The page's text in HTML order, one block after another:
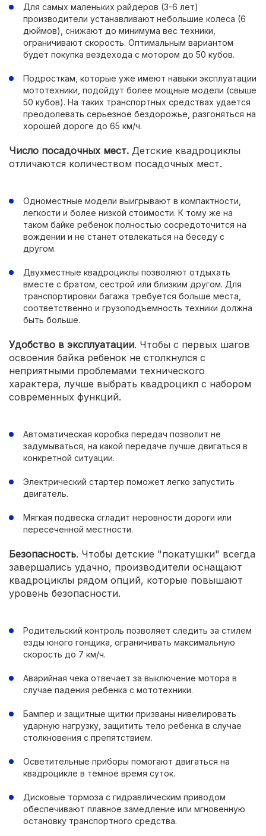
Для самых маленьких райдеров (3-6 лет)
производители устанавливают небольшие колеса (6
дюймов), снижают до минимума вес техники,
ограничивают скорость. Оптимальным вариантом
будет покупка вездехода с мотором до 50 кубов.
Подросткам, которые уже имеют навыки эксплуатации
мототехники, подойдут более мощные модели (свыше
50 кубов). На таких транспортных средствах удается
преодолевать серьезное бездорожье, разгоняться на
хорошей дороге до 65 км/ч.
Число посадочных мест. Детские квадроциклы
отличаются количеством посадочных мест.
Одноместные модели выигрывают в компактности,
легкости и более низкой стоимости. К тому же на
таком байке ребенок полностью сосредоточится на
вождении и не станет отвлекаться на беседу с
другом.
Двухместные квадроциклы позволяют отдыхать
вместе с братом, сестрой или близким другом. Для
транспортировки багажа требуется больше места,
соответственно и грузоподъемность техники должна
быть больше.
Удобство в эксплуатации. Чтобы с первых шагов
освоения байка ребенок не столкнулся с
неприятными проблемами технического
характера, лучше выбрать квадроцикл с набором
современных функций.
Автоматическая коробка передач позволит не
задумываться, на какой передаче лучше двигаться в
конкретной ситуации.
Электрический стартер поможет легко запустить
двигатель.
Мягкая подвеска сгладит неровности дороги или
пересеченной местности.
Безопасность. Чтобы детские "покатушки" всегда
завершались удачно, производители оснащают
квадроциклы рядом опций, которые повышают
уровень безопасности.
Родительский контроль позволяет следить за стилем
езды юного гонщика, ограничивать максимальную
скорость до 7 км/ч.
Аварийная чека отвечает за выключение мотора в
случае падения ребенка с мототехники.
Бампер и защитные щитки призваны нивелировать
ударную нагрузку, защитить тело ребенка в случае
столкновения с препятствием.
Осветительные приборы помогают двигаться на
квадроцикле в темное время суток.
Дисковые тормоза с гидравлическим приводом
обеспечивают плавное замедление или мгновенную
остановку транспортного средства.